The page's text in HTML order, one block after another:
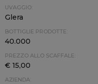
UVAGGIO:
Glera
BOTTIGLIE PRODOTTE:
40.000
PREZZO ALLO SCAFFALE:
€ 15,00
AZIENDA: